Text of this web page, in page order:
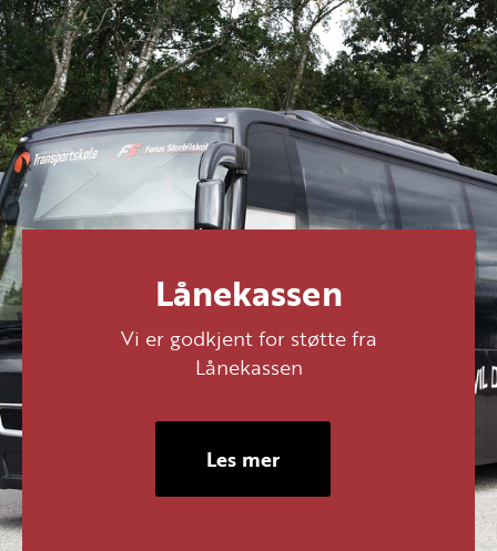
Lånekassen
Vi er godkjent for støtte fra
Lånekassen
Les mer